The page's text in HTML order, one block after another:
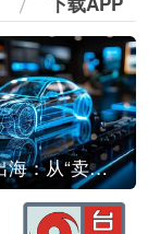
中国汽车出海：从“卖出去”到“走进去”